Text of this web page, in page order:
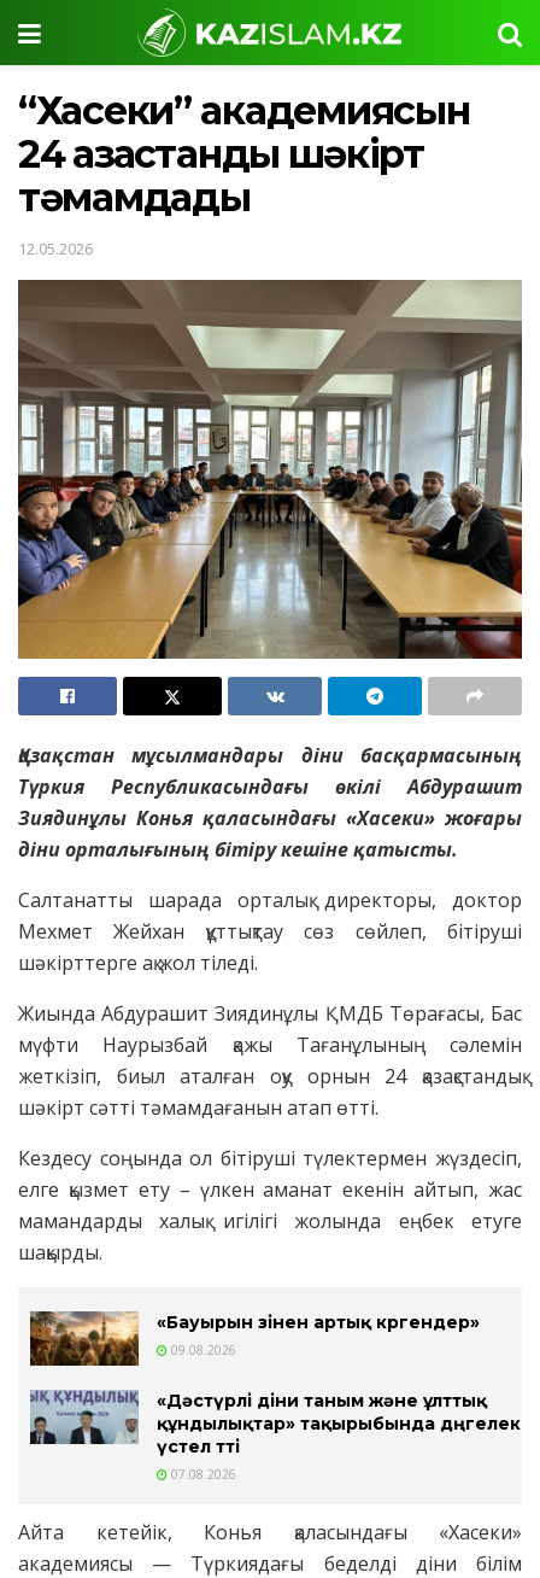
“Хасеки” академиясын
24 қазақстандық шәкірт
тәмамдады
12.05.2026
Қазақстан мұсылмандары діни басқармасының
Түркия Республикасындағы өкілі Абдурашит
Зиядинұлы Конья қаласындағы «Хасеки» жоғары
діни орталығының бітіру кешіне қатысты.
Салтанатты шарада орталық директоры, доктор
Мехмет Жейхан құттықтау сөз сөйлеп, бітіруші
шәкірттерге ақ жол тіледі.
Жиында Абдурашит Зиядинұлы ҚМДБ Төрағасы, Бас
мүфти Наурызбай қажы Тағанұлының сәлемін
жеткізіп, биыл аталған оқу орнын 24 қазақстандық
шәкірт сәтті тәмамдағанын атап өтті.
Кездесу соңында ол бітіруші түлектермен жүздесіп,
елге қызмет ету – үлкен аманат екенін айтып, жас
мамандарды халық игілігі жолында еңбек етуге
шақырды.
«Бауырын өзінен артық көргендер»
09.08.2026
«Дәстүрлі діни таным және ұлттық
құндылықтар» тақырыбында дөңгелек
үстел өтті
07.08.2026
Айта кетейік, Конья қаласындағы «Хасеки»
академиясы — Түркиядағы беделді діни білім